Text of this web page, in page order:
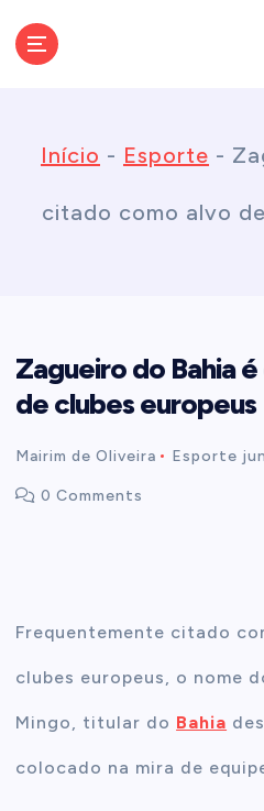
Início - Esporte -
citado como alvo
Zagueiro do Bahia
de clubes europeus
Mairim de Oliveira Esporte
0 Comments
Frequentemente citado
clubes europeus, o nome
Mingo, titular do Bahia
colocado na mira de